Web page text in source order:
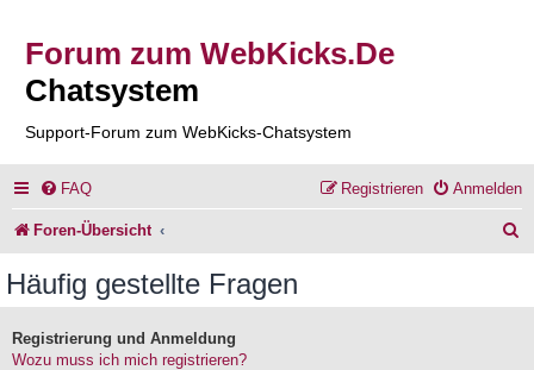
Forum zum WebKicks.De
Chatsystem
Support-Forum zum WebKicks-Chatsystem
FAQ Anmelden
Registrieren
Foren-Übersicht
Häufig gestellte Fragen
Registrierung und Anmeldung
Wozu muss ich mich registrieren?